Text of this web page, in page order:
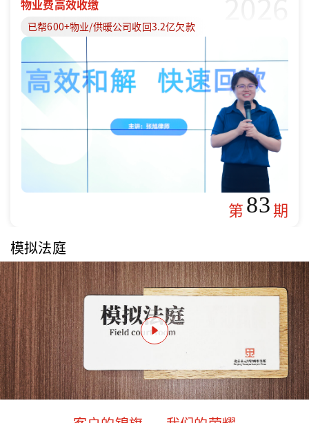
物业费高效收缴
已帮600+物业/供暖公司收回3.2亿欠款
第83期
模拟法庭